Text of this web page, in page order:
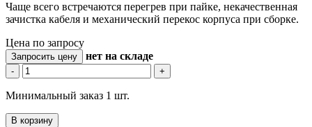
Чаще всего встречаются перегрев при пайке, некачественная
зачистка кабеля и механический перекос корпуса при сборке.
Цена по запросу
Запросить цену нет на складе
- +
Минимальный заказ 1 шт.
В корзину